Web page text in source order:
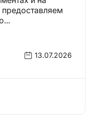
13.07.2026